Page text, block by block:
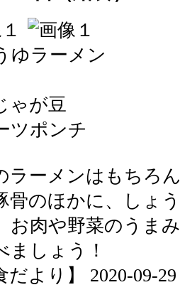
ゆラーメン
ゃが豆
ツポンチ
ラーメンはもちろ
骨のほかに、しょ
お肉や野菜のうま
ましょう！
だより】 2020-09-